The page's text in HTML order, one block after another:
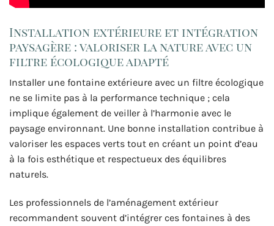
Installation extérieure et intégration
paysagère : valoriser la nature avec un
filtre écologique adapté
Installer une fontaine extérieure avec un filtre écologique
ne se limite pas à la performance technique ; cela
implique également de veiller à l’harmonie avec le
paysage environnant. Une bonne installation contribue à
valoriser les espaces verts tout en créant un point d’eau
à la fois esthétique et respectueux des équilibres
naturels.
Les professionnels de l’aménagement extérieur
recommandent souvent d’intégrer ces fontaines à des